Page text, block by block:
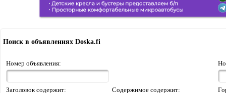
Поиск в объявлениях Doska.fi
Номер объявления:
Заголовок содержит: Содержимое содержит: